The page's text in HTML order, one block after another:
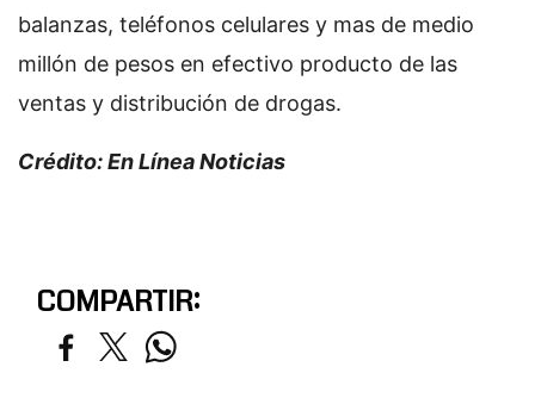
balanzas, teléfonos celulares y mas de medio
millón de pesos en efectivo producto de las
ventas y distribución de drogas.
Crédito: En Línea Noticias
COMPARTIR: